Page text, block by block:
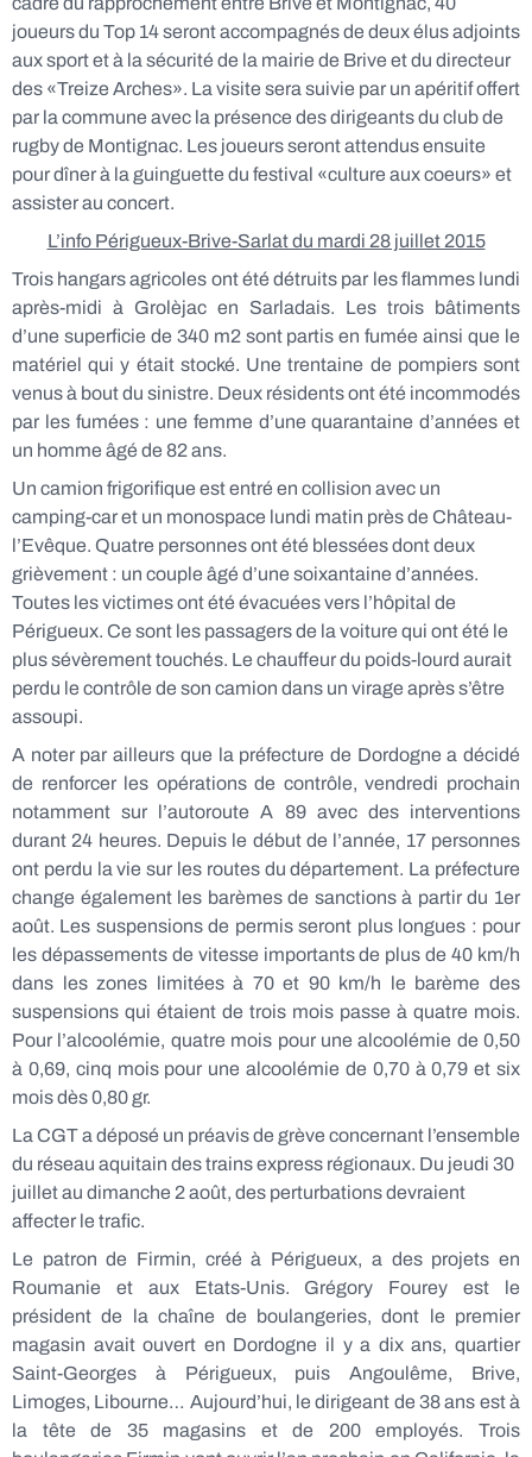
joueurs du Top 14 seront accompagnés de deux élus adjoints
aux sport et à la sécurité de la mairie de Brive et du directeur
des «Treize Arches». La visite sera suivie par un apéritif offert
par la commune avec la présence des dirigeants du club de
rugby de Montignac. Les joueurs seront attendus ensuite
pour dîner à la guinguette du festival «culture aux coeurs» et
assister au concert.
L’info Périgueux-Brive-Sarlat du mardi 28 juillet 2015
Trois hangars agricoles ont été détruits par les flammes lundi
après-midi à Grolèjac en Sarladais. Les trois bâtiments
d’une superficie de 340 m2 sont partis en fumée ainsi que le
matériel qui y était stocké. Une trentaine de pompiers sont
venus à bout du sinistre. Deux résidents ont été incommodés
par les fumées : une femme d’une quarantaine d’années et
un homme âgé de 82 ans.
Un camion frigorifique est entré en collision avec un
camping-car et un monospace lundi matin près de Château-
l’Evêque. Quatre personnes ont été blessées dont deux
grièvement : un couple âgé d’une soixantaine d’années.
Toutes les victimes ont été évacuées vers l’hôpital de
Périgueux. Ce sont les passagers de la voiture qui ont été le
plus sévèrement touchés. Le chauffeur du poids-lourd aurait
perdu le contrôle de son camion dans un virage après s’être
assoupi.
A noter par ailleurs que la préfecture de Dordogne a décidé
de renforcer les opérations de contrôle, vendredi prochain
notamment sur l’autoroute A 89 avec des interventions
durant 24 heures. Depuis le début de l’année, 17 personnes
ont perdu la vie sur les routes du département. La préfecture
change également les barèmes de sanctions à partir du 1er
août. Les suspensions de permis seront plus longues : pour
les dépassements de vitesse importants de plus de 40 km/h
dans les zones limitées à 70 et 90 km/h le barème des
suspensions qui étaient de trois mois passe à quatre mois.
Pour l’alcoolémie, quatre mois pour une alcoolémie de 0,50
à 0,69, cinq mois pour une alcoolémie de 0,70 à 0,79 et six
mois dès 0,80 gr.
La CGT a déposé un préavis de grève concernant l’ensemble
du réseau aquitain des trains express régionaux. Du jeudi 30
juillet au dimanche 2 août, des perturbations devraient
affecter le trafic.
Le patron de Firmin, créé à Périgueux, a des projets en
Roumanie et aux Etats-Unis. Grégory Fourey est le
président de la chaîne de boulangeries, dont le premier
magasin avait ouvert en Dordogne il y a dix ans, quartier
Saint-Georges à Périgueux, puis Angoulême, Brive,
Limoges, Libourne… Aujourd’hui, le dirigeant de 38 ans est à
la tête de 35 magasins et de 200 employés. Trois